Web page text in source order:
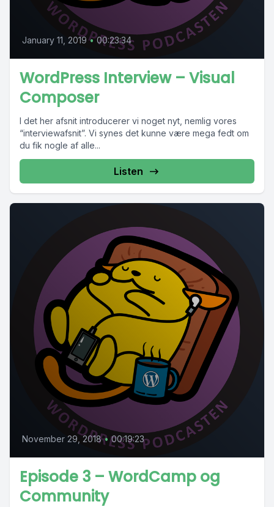
January 11, 2019 • 00:23:34
WordPress Interview – Visual
Composer
I det her afsnit introducerer vi noget nyt, nemlig vores
“interviewafsnit”. Vi synes det kunne være mega fedt om
du fik nogle af alle...
Listen
November 29, 2018 • 00:19:23
Episode 3 – WordCamp og
Community